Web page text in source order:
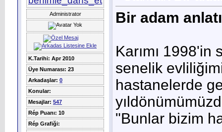
Administrator
K.Tarihi: Apr 2010
Üye Numarası: 23
Arkadaşlar: 0
Konular:
Mesajlar: 547
Rép Puanı: 10
Rép Grafiği:
Bir adam
Karımı 1998'in
senelik
hastanelerde
"Bunlar bizim